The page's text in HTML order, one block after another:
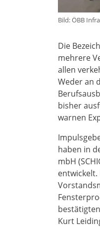
Bild: ÖBB
Die
mehrere
allen
Weder an
bisher
warnen
haben in
mbH
entwickelt.
Kurt